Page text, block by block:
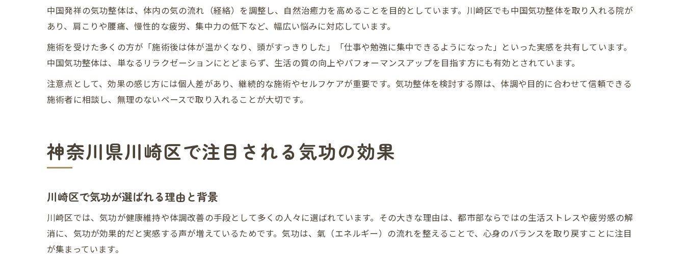
中国発祥の気功整体は、体内の気の流れ（経絡）を調整し、自然治癒力を高めることを目的としています。川崎区でも中国気功整体を取り入れる院が
あり、肩こりや腰痛、慢性的な疲労、集中力の低下など、幅広い悩みに対応しています。
施術を受けた多くの方が「施術後は体が温かくなり、頭がすっきりした」「仕事や勉強に集中できるようになった」といった実感を共有しています。
中国気功整体は、単なるリラクゼーションにとどまらず、生活の質の向上やパフォーマンスアップを目指す方にも有効とされています。
注意点として、効果の感じ方には個人差があり、継続的な施術やセルフケアが重要です。気功整体を検討する際は、体調や目的に合わせて信頼できる
施術者に相談し、無理のないペースで取り入れることが大切です。
神奈川県川崎区で注目される気功の効果
川崎区で気功が選ばれる理由と背景
川崎区では、気功が健康維持や体調改善の手段として多くの人々に選ばれています。その大きな理由は、都市部ならではの生活ストレスや疲労感の解
消に、気功が効果的だと実感する声が増えているためです。気功は、氣（エネルギー）の流れを整えることで、心身のバランスを取り戻すことに注目
が集まっています。